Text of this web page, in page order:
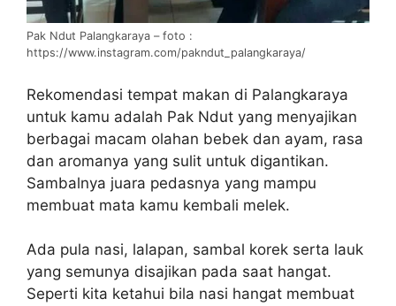
Pak Ndut Palangkaraya – foto :
https://www.instagram.com/pakndut_palangkaraya/
Rekomendasi tempat makan di Palangkaraya
untuk kamu adalah Pak Ndut yang menyajikan
berbagai macam olahan bebek dan ayam, rasa
dan aromanya yang sulit untuk digantikan.
Sambalnya juara pedasnya yang mampu
membuat mata kamu kembali melek.
Ada pula nasi, lalapan, sambal korek serta lauk
yang semunya disajikan pada saat hangat.
Seperti kita ketahui bila nasi hangat membuat